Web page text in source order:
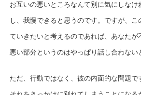
お互いの悪いところなんて別に気にしなけ
し、我慢できると思うのです。ですが、
ていきたいと考えるのであれば、あなた
悪い部分というのはやっぱり話し合わない
ただ、行動ではなく、彼の内面的な問題で